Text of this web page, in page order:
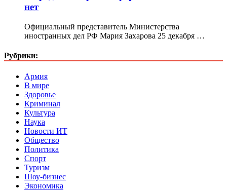
нет
Официальный представитель Министерства
иностранных дел РФ Мария Захарова 25 декабря …
Рубрики:
Армия
В мире
Здоровье
Криминал
Культура
Наука
Новости ИТ
Общество
Политика
Спорт
Туризм
Шоу-бизнес
Экономика